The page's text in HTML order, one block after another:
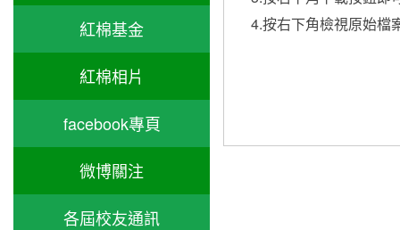
4.按右下角檢視原始檔
紅棉基金
紅棉相片
facebook專頁
微博關注
各屆校友通訊